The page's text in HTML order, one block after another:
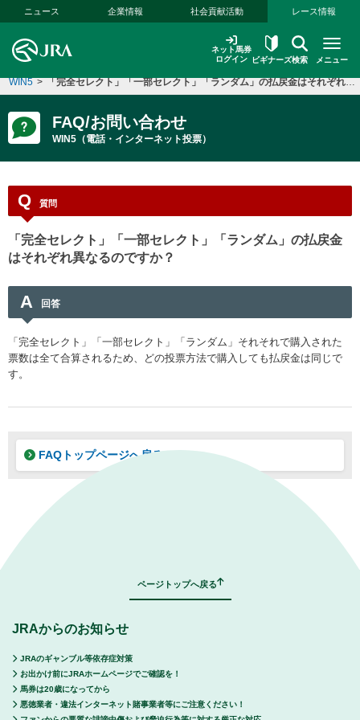
本文へ移動する
ニュース 企業情報 社会貢献活動 レース情報
ネット馬券
ログイン
ビギナーズ検索 メニュー
WIN5 > 「完全セレクト」「一部セレクト」「ランダム」の払戻金はそれぞれ異なるのですか？
FAQ/お問い合わせ
WIN5（電話・インターネット投票）
Q 質問
「完全セレクト」「一部セレクト」「ランダム」の払戻金
はそれぞれ異なるのですか？
A 回答
「完全セレクト」「一部セレクト」「ランダム」それそれで購入された
票数は全て合算されるため、どの投票方法で購入しても払戻金は同じで
す。
FAQトップページへ戻る
ページトップへ戻る
JRAからのお知らせ
JRAのギャンブル等依存症対策
お出かけ前にJRAホームページでご確認を！
馬券は20歳になってから
悪徳業者・違法インターネット賭事業者等にご注意ください！